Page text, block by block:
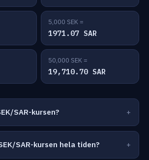
5,000 SEK =
1971.07 SAR
50,000 SEK =
19,710.70 SAR
SAR-kursen?
SAR-kursen hela tiden?